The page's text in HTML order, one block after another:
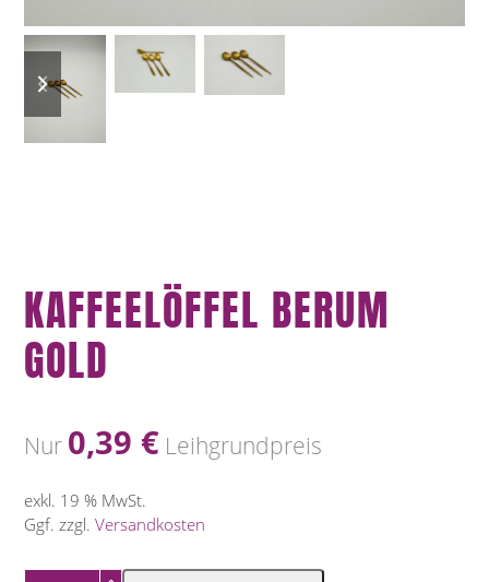
slide
slide
KAFFEELÖFFEL BERUM
GOLD
Nur 0,39 € Leihgrundpreis
exkl. 19 % MwSt.
Ggf. zzgl.Versandkosten